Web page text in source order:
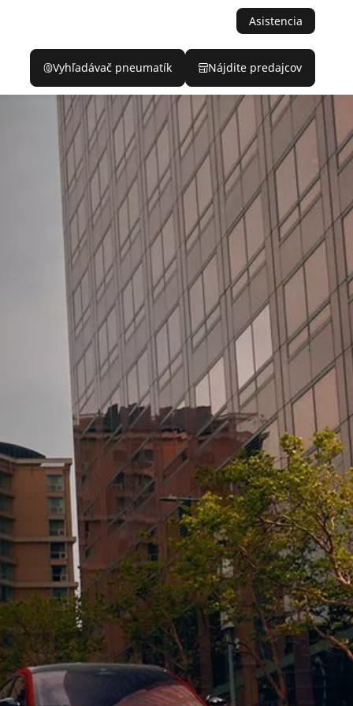
Asistencia
Vyhľadávač pneumatík Nájdite predajcov